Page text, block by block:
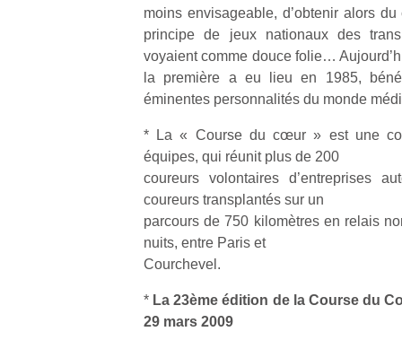
moins envisageable, d’obtenir alors
principe de jeux nationaux des
voyaient comme douce folie…
la première a eu lieu en 1985,
éminentes personnalités du monde
* La « Course du cœur » est une
équipes, qui réunit plus de 200
coureurs volontaires d’entreprises
coureurs transplantés sur un
parcours de 750 kilomètres en relais
nuits, entre Paris et
Courchevel.
* La 23ème édition de la Course du
29 mars 2009